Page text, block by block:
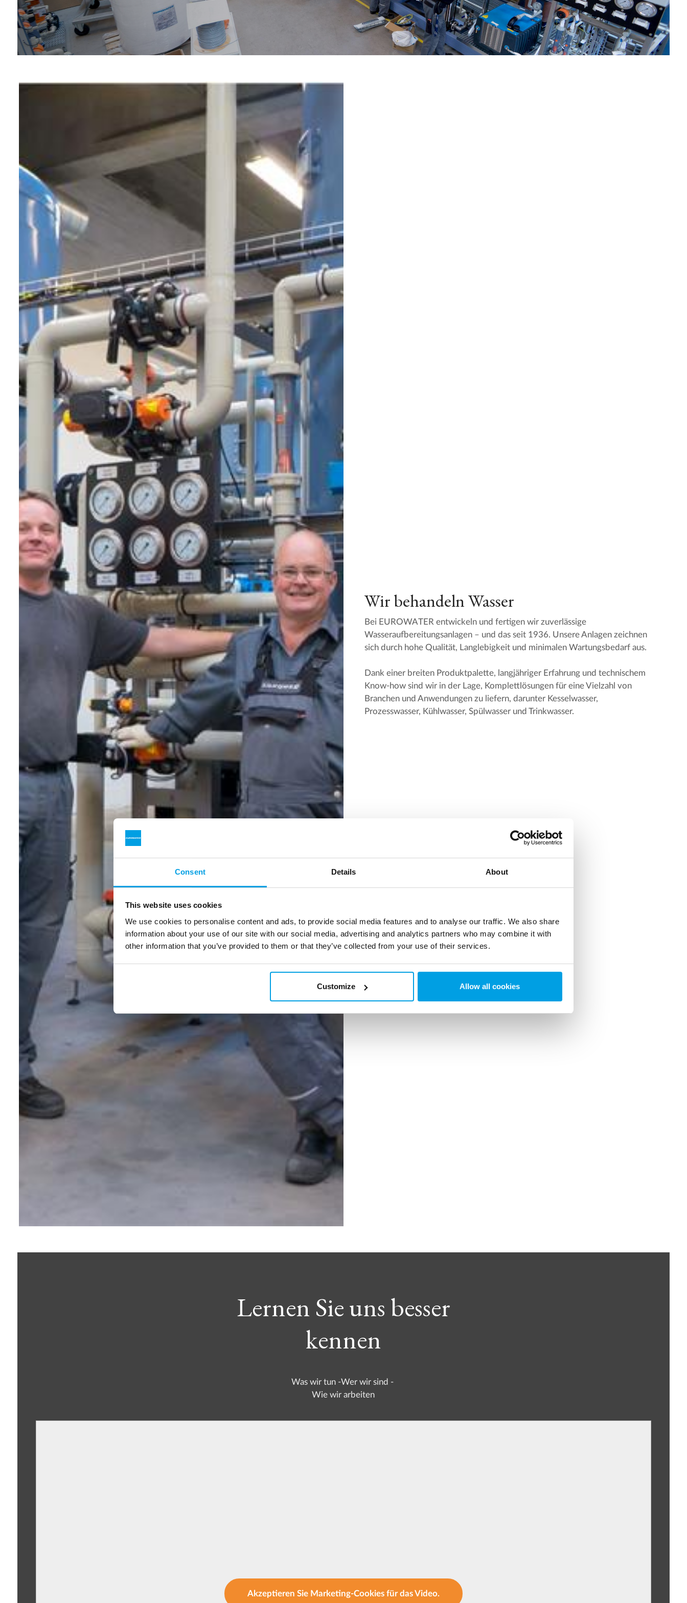
Consent Details About
This website uses cookies
We use cookies to personalise content and ads, to provide social media features and to analyse our traffic. We also share
information about your use of our site with our social media, advertising and analytics partners who may combine it with
other information that you’ve provided to them or that they’ve collected from your use of their services.
Customize Allow all cookies
Wir behandeln Wasser
Bei EUROWATER entwickeln und fertigen wir zuverlässige
Wasseraufbereitungsanlagen – und das seit 1936. Unsere Anlagen zeichnen
sich durch hohe Qualität, Langlebigkeit und minimalen Wartungsbedarf aus.
Dank einer breiten Produktpalette, langjähriger Erfahrung und technischem
Know-how sind wir in der Lage, Komplettlösungen für eine Vielzahl von
Branchen und Anwendungen zu liefern, darunter Kesselwasser,
Prozesswasser, Kühlwasser, Spülwasser und Trinkwasser.
Lernen Sie uns besser
kennen
Was wir tun -Wer wir sind -
Wie wir arbeiten
Akzeptieren Sie Marketing-Cookies für das Video.